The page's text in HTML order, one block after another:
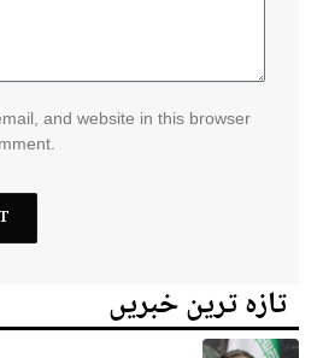
and website in this browser
تازہ ترین خبریں